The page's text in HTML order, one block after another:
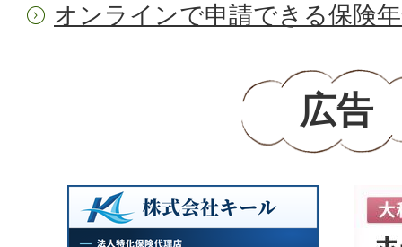
オンラインで申請できる保険
広告